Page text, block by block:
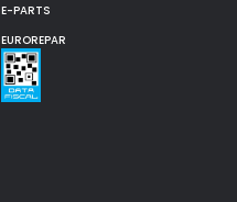
E-PARTS
EUROREPAR